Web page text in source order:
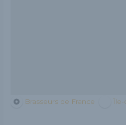
Brasseurs de France Île-